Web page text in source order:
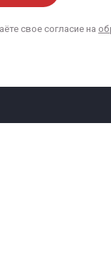
свое согласие на